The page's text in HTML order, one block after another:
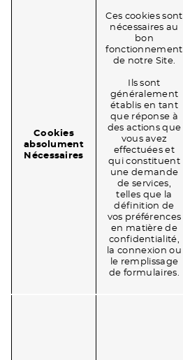
Cookies
absolument
Nécessaires
Ces cookies sont
nécessaires au
bon
fonctionnement
de notre Site.
Ils sont
généralement
établis en tant
que réponse à
des actions que
vous avez
effectuées et
qui constituent
une demande
de services,
telles que la
définition de
vos préférences
en matière de
confidentialité,
la connexion ou
le remplissage
de formulaires.